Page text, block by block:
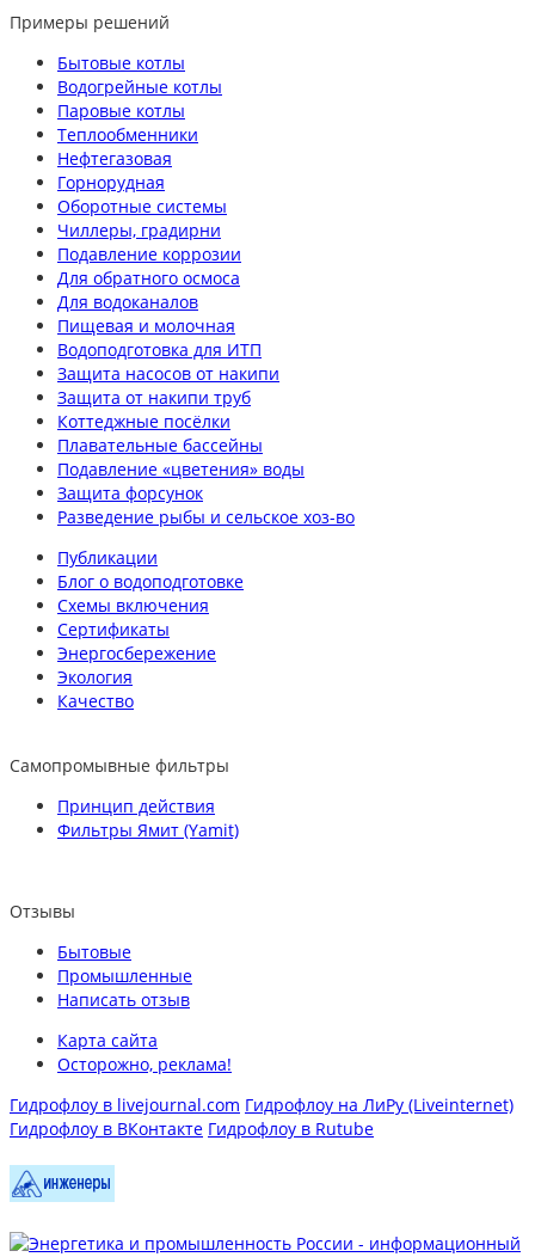
Примеры решений
Бытовые котлы
Водогрейные котлы
Паровые котлы
Теплообменники
Нефтегазовая
Горнорудная
Оборотные системы
Чиллеры, градирни
Подавление коррозии
Для обратного осмоса
Для водоканалов
Пищевая и молочная
Водоподготовка для ИТП
Защита насосов от накипи
Защита от накипи труб
Коттеджные посёлки
Плавательные бассейны
Подавление «цветения» воды
Защита форсунок
Разведение рыбы и сельское хоз-во
Публикации
Блог о водоподготовке
Схемы включения
Сертификаты
Энергосбережение
Экология
Качество
Самопромывные фильтры
Принцип действия
Фильтры Ямит (Yamit)
Отзывы
Бытовые
Промышленные
Написать отзыв
Карта сайта
Осторожно, реклама!
Гидрофлоу в livejournal.com Гидрофлоу на ЛиРу (Liveinternet)
Гидрофлоу в ВКонтакте Гидрофлоу в Rutube